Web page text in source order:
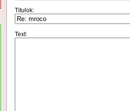
Titulok:
Text: